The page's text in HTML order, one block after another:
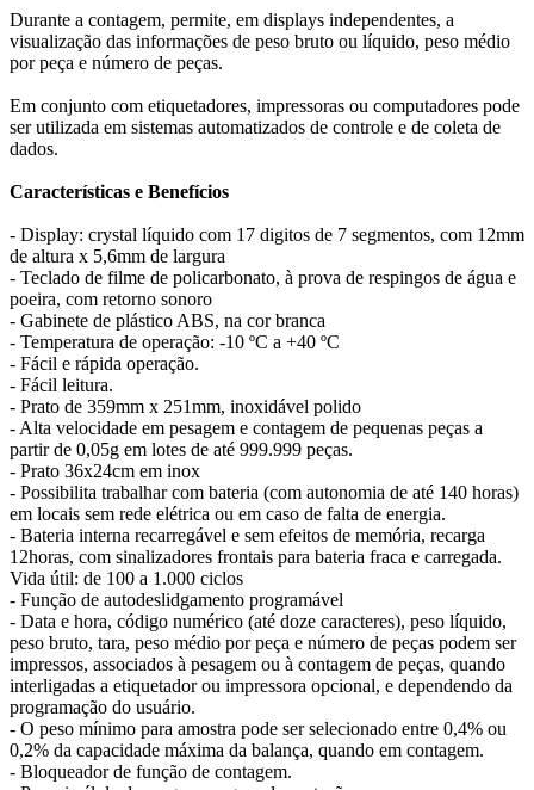
Durante a contagem, permite, em displays independentes, a
visualização das informações de peso bruto ou líquido, peso médio
por peça e número de peças.
Em conjunto com etiquetadores, impressoras ou computadores pode
ser utilizada em sistemas automatizados de controle e de coleta de
dados.
Características e Benefícios
- Display: crystal líquido com 17 digitos de 7 segmentos, com 12mm
de altura x 5,6mm de largura
- Teclado de filme de policarbonato, à prova de respingos de água e
poeira, com retorno sonoro
- Gabinete de plástico ABS, na cor branca
- Temperatura de operação: -10 ºC a +40 ºC
- Fácil e rápida operação.
- Fácil leitura.
- Prato de 359mm x 251mm, inoxidável polido
- Alta velocidade em pesagem e contagem de pequenas peças a
partir de 0,05g em lotes de até 999.999 peças.
- Prato 36x24cm em inox
- Possibilita trabalhar com bateria (com autonomia de até 140 horas)
em locais sem rede elétrica ou em caso de falta de energia.
- Bateria interna recarregável e sem efeitos de memória, recarga
12horas, com sinalizadores frontais para bateria fraca e carregada.
Vida útil: de 100 a 1.000 ciclos
- Função de autodeslidgamento programável
- Data e hora, código numérico (até doze caracteres), peso líquido,
peso bruto, tara, peso médio por peça e número de peças podem ser
impressos, associados à pesagem ou à contagem de peças, quando
interligadas a etiquetador ou impressora opcional, e dependendo da
programação do usuário.
- O peso mínimo para amostra pode ser selecionado entre 0,4% ou
0,2% da capacidade máxima da balança, quando em contagem.
- Bloqueador de função de contagem.